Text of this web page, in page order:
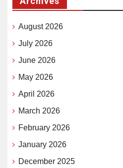
August 2026
July 2026
June 2026
May 2026
April 2026
March 2026
February 2026
January 2026
December 2025